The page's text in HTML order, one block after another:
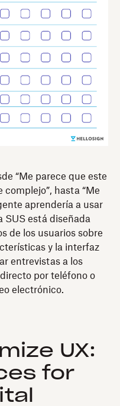
“Me parece que este
hasta “Me
aprendería a usar
SUS está diseñada
de los usuarios sobre
y la interfaz
entrevistas a los
por teléfono o
electrónico.
UX:
for